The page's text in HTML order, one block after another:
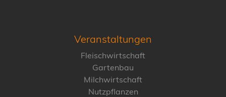
Veranstaltungen
Fleischwirtschaft
Gartenbau
Milchwirtschaft
Nutzpflanzen